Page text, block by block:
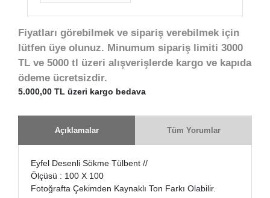
Fiyatları görebilmek ve sipariş verebilmek için
lütfen üye olunuz. Minumum sipariş limiti 3000
TL ve 5000 tl üzeri alışverişlerde kargo ve kapıda
ödeme ücretsizdir.
5.000,00 TL üzeri kargo bedava
Açıklamalar Tüm Yorumlar
Eyfel Desenli Sökme Tülbent //
Ölçüsü : 100 X 100
Fotoğrafta Çekimden Kaynaklı Ton Farkı Olabilir.